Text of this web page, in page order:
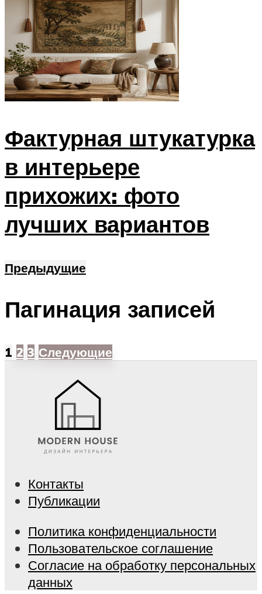
Фактурная штукатурка
в интерьере
прихожих: фото
лучших вариантов
Предыдущие
Пагинация записей
1 2 3 Следующие
Контакты
Публикации
Политика конфиденциальности
Пользовательское соглашение
Согласие на обработку персональных
данных